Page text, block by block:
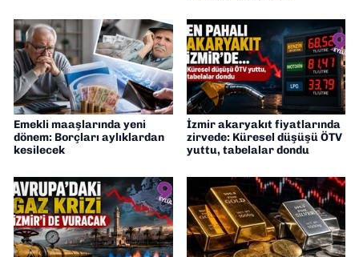
Emekli maaşlarında yeni
dönem: Borçları aylıklardan
kesilecek
İzmir akaryakıt fiyatlarında
zirvede: Küresel düşüşü ÖTV
yuttu, tabelalar dondu